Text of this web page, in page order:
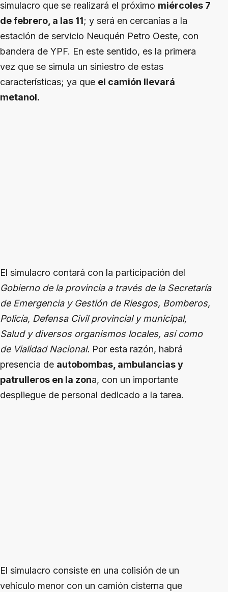
simulacro que se realizará el próximo miércoles 7
de febrero, a las 11; y será en cercanías a la
estación de servicio Neuquén Petro Oeste, con
bandera de YPF. En este sentido, es la primera
vez que se simula un siniestro de estas
características; ya que el camión llevará
metanol.
El simulacro contará con la participación del
Gobierno de la provincia a través de la Secretaría
de Emergencia y Gestión de Riesgos, Bomberos,
Policía, Defensa Civil provincial y municipal,
Salud y diversos organismos locales, así como
de Vialidad Nacional. Por esta razón, habrá
presencia de autobombas, ambulancias y
patrulleros en la zona, con un importante
despliegue de personal dedicado a la tarea.
El simulacro consiste en una colisión de un
vehículo menor con un camión cisterna que